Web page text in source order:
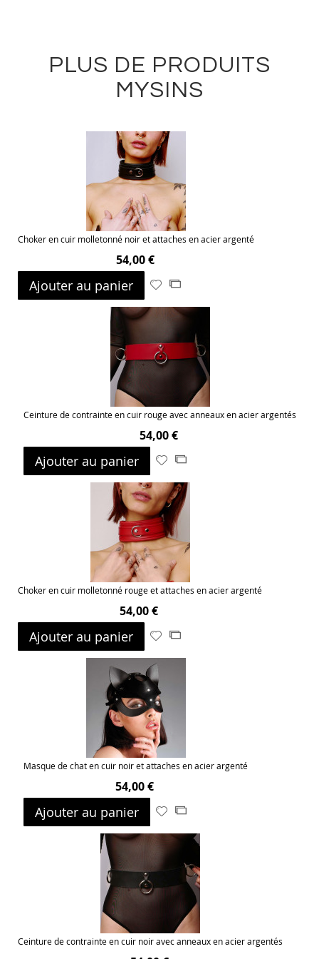
PLUS DE PRODUITS
MYSINS
Choker en cuir molletonné noir et attaches en acier argenté
54,00 €
Ajouter au panier
Ajouter
d’envie
Ajouter
comparateur
Ceinture de contrainte en cuir rouge avec anneaux en acier argentés
54,00 €
Ajouter au panier
Ajouter
ma
liste
d’envie
Ajouter
comparateur
Choker en cuir molletonné rouge et attaches en acier argenté
54,00 €
Ajouter au panier
AjouterAjouter
Masque de chat en cuir noir et attaches en acier argenté
54,00 €
Ajouter au panier
Ajouter
d’envie
Ajouter
comparateur
Ceinture de contrainte en cuir noir avec anneaux en acier argentés